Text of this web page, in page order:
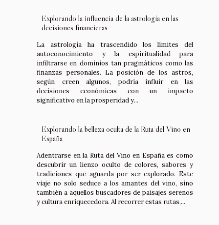
Explorando la influencia de la astrología en las
decisiones financieras
La astrología ha trascendido los límites del
autoconocimiento y la espiritualidad para
infiltrarse en dominios tan pragmáticos como las
finanzas personales. La posición de los astros,
según creen algunos, podría influir en las
decisiones económicas con un impacto
significativo en la prosperidad y...
Explorando la belleza oculta de la Ruta del Vino en
España
Adentrarse en la Ruta del Vino en España es como
descubrir un lienzo oculto de colores, sabores y
tradiciones que aguarda por ser explorado. Este
viaje no solo seduce a los amantes del vino, sino
también a aquellos buscadores de paisajes serenos
y cultura enriquecedora. Al recorrer estas rutas,...